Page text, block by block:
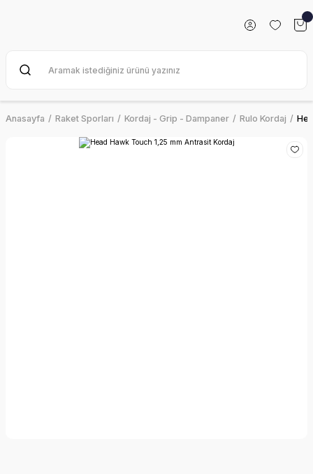
Anasayfa Raket Sporları Kordaj - Grip - Dampaner Rulo Kordaj